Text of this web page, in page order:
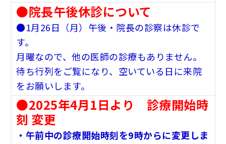
●院長午後休診について
●1月26日（月）午後・院長の診察は休診で
す。
月曜なので、他の医師の診療もありません。
待ち行列をご覧になり、空いている日に来院
をお願いします。
●2025年4月1日より 診療開始時
刻 変更
・午前中の診療開始時刻を9時からに変更しま